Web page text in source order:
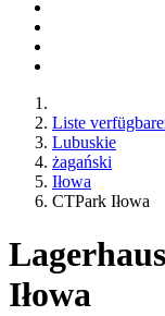
Liste
Lubuskie
żagański
Iłowa
CTPark Iłowa
Iłowa